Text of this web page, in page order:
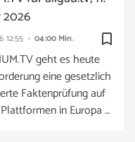
bookmark_border
12:55 04:00 Min.
2026
geht es heute
eine gesetzlich
Faktenprüfung auf
in Europa …